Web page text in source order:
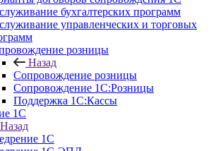
бухгалтерских программ
управленческих и торговых
розницы
Назад
Сопровождение розницы
Сопровождение 1С:Розницы
Поддержка 1С:Кассы
1С
Назад
1С